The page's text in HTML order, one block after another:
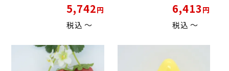
5,742
税込 〜
6,413
税込 〜